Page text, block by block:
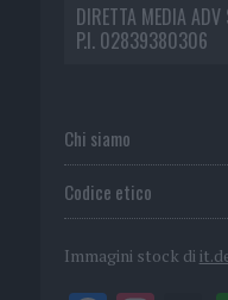
DIRETTA MEDIA ADV
P.I. 02839380306
Chi siamo
Codice etico
Immagini stock di